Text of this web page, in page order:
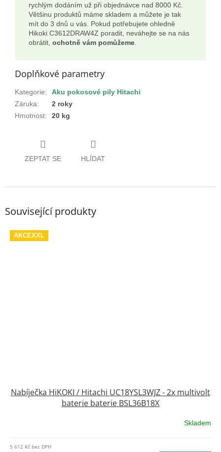
rychlým dodáním už při objednávce nad 8000 Kč.
Většinu produktů máme skladem a můžete je tak
mít do 3 dnů u vás. Pokud potřebujete ohledně
Hikoki C3612DRAW4Z poradit, neváhejte se na nás
obrátit, ochotně vám pomůžeme
Doplňkové parametry
Kategorie:
Aku pokosové pily Hitachi
Záruka:
2 roky
Hmotnost: 20 kg
ZEPTAT SE HLÍDAT
Související produkty
AKCEXXL
Nabíječka HiKOKI / Hitachi UC18YSL3WJZ - 2x multivolt
baterie baterie BSL36B18X
Skladem
5 612 Kč bez DPH